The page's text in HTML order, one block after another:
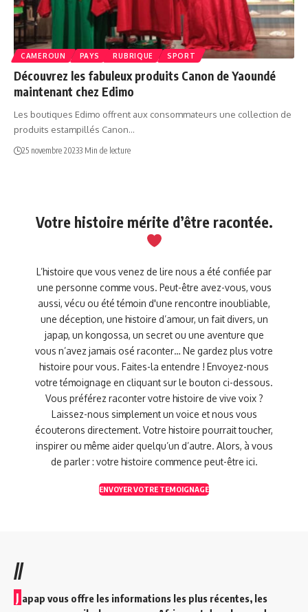
CAMEROUN PAYS RUBRIQUE SPORT
Découvrez les fabuleux produits Canon de Yaoundé
maintenant chez Edimo
Les boutiques Edimo offrent aux consommateurs une collection de
produits estampillés Canon…
25 novembre 20233 Min de lecture
Votre histoire mérite d’être racontée.
L’histoire que vous venez de lire nous a été confiée par
une personne comme vous. Peut-être avez-vous, vous
aussi, vécu ou été témoin d'une rencontre inoubliable,
une déception, une histoire d’amour, un fait divers, un
japap, un kongossa, un secret ou une aventure que
vous n’avez jamais osé raconter… Ne gardez plus votre
histoire pour vous. Faites-la entendre ! Envoyez-nous
votre témoignage en cliquant sur le bouton ci-dessous.
Vous préférez raconter votre histoire de vive voix ?
Laissez-nous simplement un voice et nous vous
écouterons directement. Votre histoire pourrait toucher,
inspirer ou même aider quelqu’un d’autre. Alors, à vous
de parler : votre histoire commence peut-être ici.
ENVOYER VOTRE TEMOIGNAGE
//
J apap vous offre les informations les plus récentes, les